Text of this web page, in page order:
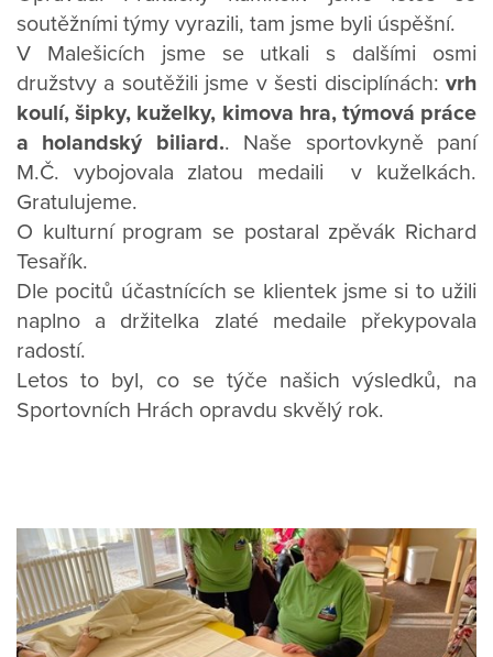
soutěžními týmy vyrazili, tam jsme byli úspěšní.
V Malešicích jsme se utkali s dalšími osmi
družstvy a soutěžili jsme v šesti disciplínách: vrh
koulí, šipky, kuželky, kimova hra, týmová práce
a holandský biliard.. Naše sportovkyně paní
M.Č. vybojovala zlatou medaili v kuželkách.
Gratulujeme.
O kulturní program se postaral zpěvák Richard
Tesařík.
Dle pocitů účastnících se klientek jsme si to užili
naplno a držitelka zlaté medaile překypovala
radostí.
Letos to byl, co se týče našich výsledků, na
Sportovních Hrách opravdu skvělý rok.